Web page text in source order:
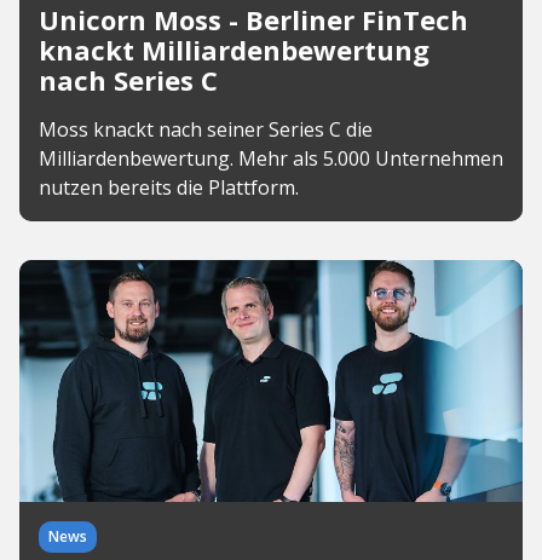
Unicorn Moss - Berliner FinTech
knackt Milliardenbewertung
nach Series C
Moss knackt nach seiner Series C die
Milliardenbewertung. Mehr als 5.000 Unternehmen
nutzen bereits die Plattform.
News